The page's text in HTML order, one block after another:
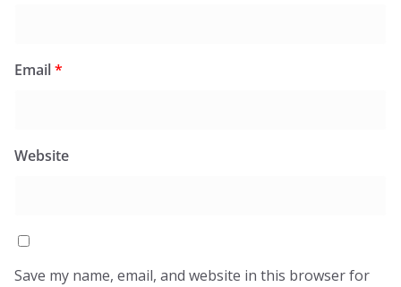
Email*
Website
Save my name, email, and website in this browser for